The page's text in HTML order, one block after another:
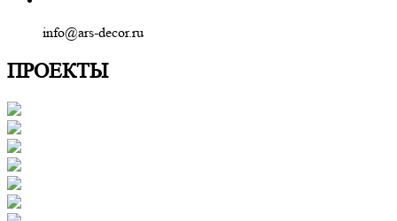
info@ars-decor.ru
ПРОЕКТЫ